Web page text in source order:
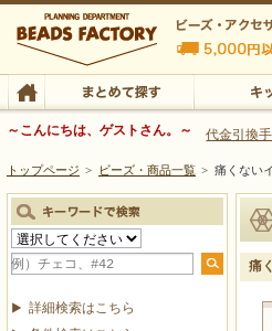
ビーズファクトリー ビーズ・パーツ・金具
ビーズ・アクセ
ビーズ・アクセサリーの専門店 ビーズファ
TOP まとめて探す
～こんにちは、ゲストさん。～ 代金引換
トップページ > ビーズ・商品一覧 > 痛くない
痛
詳細検索はこちら